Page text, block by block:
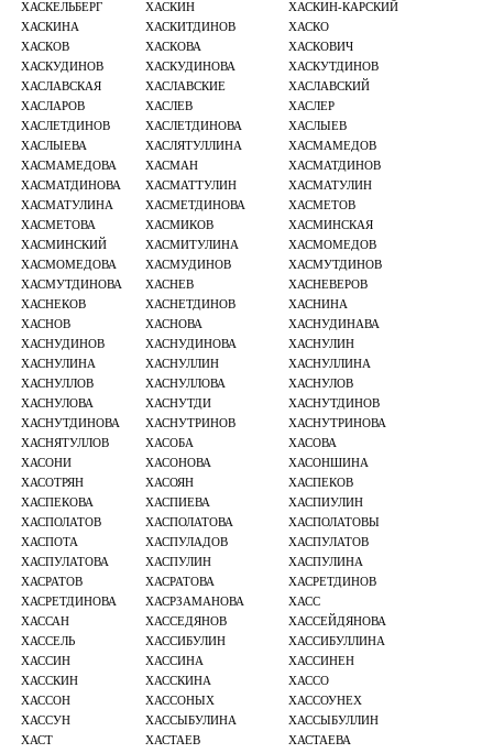
ХАСКЕЛЬБЕРГ
ХАСКИН
ХАСКИН-КАРСКИЙ
ХАСКИНА
ХАСКИТДИНОВ
ХАСКО
ХАСКОВ
ХАСКОВА
ХАСКОВИЧ
ХАСКУДИНОВ
ХАСКУДИНОВА
ХАСКУТДИНОВ
ХАСЛАВСКАЯ
ХАСЛАВСКИЕ
ХАСЛАВСКИЙ
ХАСЛАРОВ
ХАСЛЕВ
ХАСЛЕР
ХАСЛЕТДИНОВ
ХАСЛЕТДИНОВА
ХАСЛЫЕВ
ХАСЛЫЕВА
ХАСЛЯТУЛЛИНА
ХАСМАМЕДОВ
ХАСМАМЕДОВА
ХАСМАН
ХАСМАТДИНОВ
ХАСМАТДИНОВА
ХАСМАТТУЛИН
ХАСМАТУЛИН
ХАСМАТУЛИНА
ХАСМЕТДИНОВА
ХАСМЕТОВ
ХАСМЕТОВА
ХАСМИКОВ
ХАСМИНСКАЯ
ХАСМИНСКИЙ
ХАСМИТУЛИНА
ХАСМОМЕДОВ
ХАСМОМЕДОВА
ХАСМУДИНОВ
ХАСМУТДИНОВ
ХАСМУТДИНОВА
ХАСНЕВ
ХАСНЕВЕРОВ
ХАСНЕКОВ
ХАСНЕТДИНОВ
ХАСНИНА
ХАСНОВ
ХАСНОВА
ХАСНУДИНАВА
ХАСНУДИНОВ
ХАСНУДИНОВА
ХАСНУЛИН
ХАСНУЛИНА
ХАСНУЛЛИН
ХАСНУЛЛИНА
ХАСНУЛЛОВ
ХАСНУЛЛОВА
ХАСНУЛОВ
ХАСНУЛОВА
ХАСНУТДИ
ХАСНУТДИНОВ
ХАСНУТДИНОВА
ХАСНУТРИНОВ
ХАСНУТРИНОВА
ХАСНЯТУЛЛОВ
ХАСОБА
ХАСОВА
ХАСОНИ
ХАСОНОВА
ХАСОНШИНА
ХАСОТРЯН
ХАСОЯН
ХАСПЕКОВ
ХАСПЕКОВА
ХАСПИЕВА
ХАСПИУЛИН
ХАСПОЛАТОВ
ХАСПОЛАТОВА
ХАСПОЛАТОВЫ
ХАСПОТА
ХАСПУЛАДОВ
ХАСПУЛАТОВ
ХАСПУЛАТОВА
ХАСПУЛИН
ХАСПУЛИНА
ХАСРАТОВ
ХАСРАТОВА
ХАСРЕТДИНОВ
ХАСРЕТДИНОВА
ХАСРЗАМАНОВА
ХАСС
ХАССАН
ХАССЕДЯНОВ
ХАССЕЙДЯНОВА
ХАССЕЛЬ
ХАССИБУЛИН
ХАССИБУЛЛИНА
ХАССИН
ХАССИНА
ХАССИНЕН
ХАССКИН
ХАССКИНА
ХАССО
ХАССОН
ХАССОНЫХ
ХАССОУНЕХ
ХАССУН
ХАССЫБУЛИНА
ХАССЫБУЛЛИН
ХАСТ
ХАСТАЕВ
ХАСТАЕВА